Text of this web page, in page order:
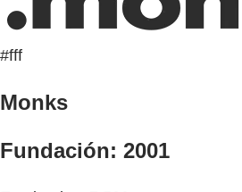
#fff
Monks
Fundación: 2001